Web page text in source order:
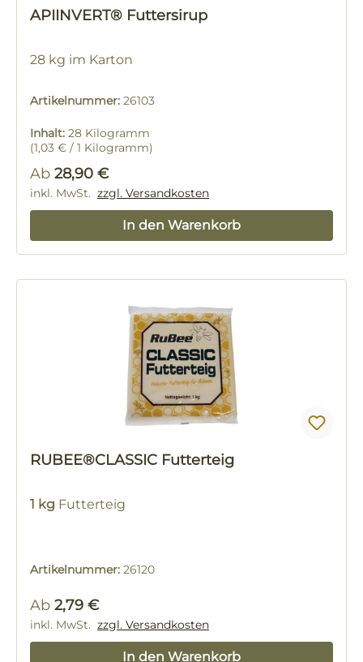
APIINVERT® Futtersirup
28 kg im Karton
Artikelnummer: 26103
Inhalt: 28 Kilogramm
(1,03 € / 1 Kilogramm)
Regulärer Preis:
Ab 28,90 €
inkl. MwSt. zzgl. Versandkosten
In den Warenkorb
RUBEE®CLASSIC Futterteig
1 kg Futterteig
Artikelnummer: 26120
Regulärer Preis:
Ab 2,79 €
inkl. MwSt. zzgl. Versandkosten
In den Warenkorb